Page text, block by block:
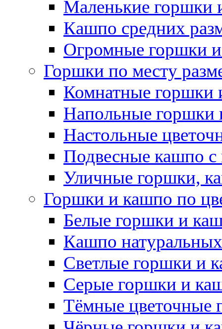
Маленькие горшки
Кашпо средних
Огромные горшки
Горшки по месту
Комнатные горшки
Напольные горшки
Настольные
Подвесные кашпо с
Уличные горшки,
Горшки и кашпо по
Белые горшки и
Кашпо
Светлые горшки и
Серые горшки и
Тёмные цветочные